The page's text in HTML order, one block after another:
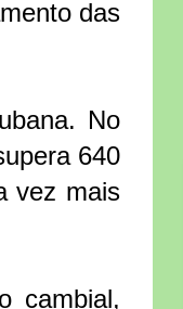
das
No
640
vez mais
cambial,